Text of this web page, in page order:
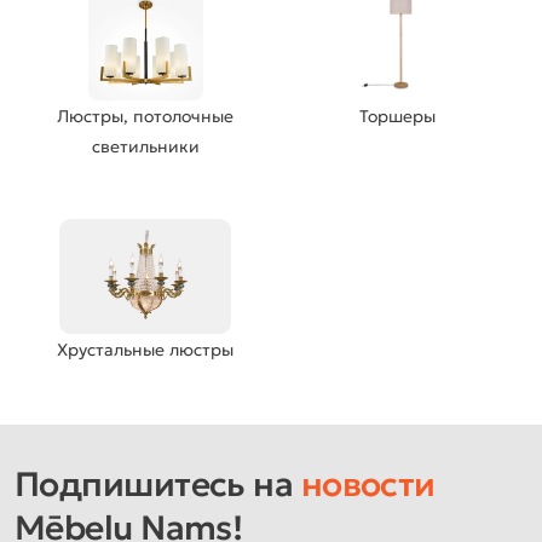
Люстры, потолочные
светильники
Торшеры
Хрустальные люстры
Подпишитесь на новости
Mēbeļu Nams!